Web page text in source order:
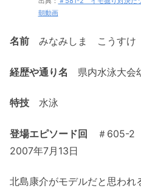
朝動画
名前 みなみしま こうすけ
経歴や通り名 県内水泳大会
特技 水泳
登場エピソード回 ＃605-2
2007年7月13日
北島康介がモデルだと思われ